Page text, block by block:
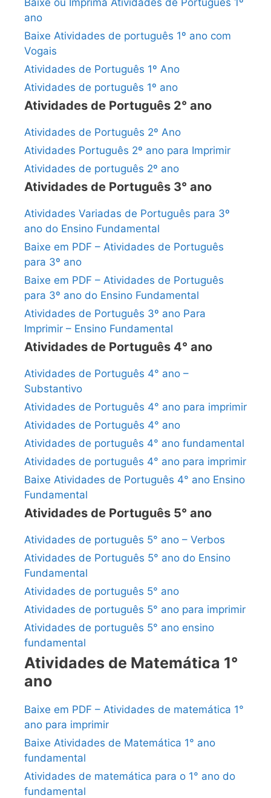
ano
Baixe Atividades de português 1º ano com
Vogais
Atividades de Português 1º Ano
Atividades de português 1º ano
Atividades de Português 2° ano
Atividades de Português 2º Ano
Atividades Português 2º ano para Imprimir
Atividades de português 2º ano
Atividades de Português 3° ano
Atividades Variadas de Português para 3º
ano do Ensino Fundamental
Baixe em PDF – Atividades de Português
para 3º ano
Baixe em PDF – Atividades de Português
para 3º ano do Ensino Fundamental
Atividades de Português 3º ano Para
Imprimir – Ensino Fundamental
Atividades de Português 4° ano
Atividades de Português 4° ano –
Substantivo
Atividades de Português 4° ano para imprimir
Atividades de Português 4° ano
Atividades de português 4° ano fundamental
Atividades de português 4° ano para imprimir
Baixe Atividades de Português 4° ano Ensino
Fundamental
Atividades de Português 5° ano
Atividades de português 5° ano – Verbos
Atividades de Português 5° ano do Ensino
Fundamental
Atividades de português 5° ano
Atividades de português 5° ano para imprimir
Atividades de português 5° ano ensino
fundamental
Atividades de Matemática 1°
ano
Baixe em PDF – Atividades de matemática 1°
ano para imprimir
Baixe Atividades de Matemática 1° ano
fundamental
Atividades de matemática para o 1° ano do
fundamental